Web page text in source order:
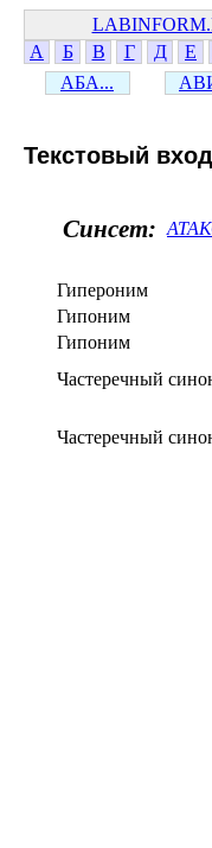
А
Б В Г Д Е
АБА...
Текстовый
Синсет:
Гипероним
Гипоним
Гипоним
Частеречный
Частеречный